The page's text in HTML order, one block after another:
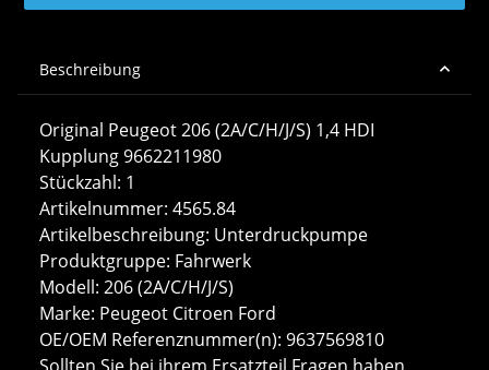
Beschreibung
Original Peugeot 206 (2A/C/H/J/S) 1,4 HDI
Kupplung 9662211980
Stückzahl: 1
Artikelnummer: 4565.84
Artikelbeschreibung: Unterdruckpumpe
Produktgruppe: Fahrwerk
Modell: 206 (2A/C/H/J/S)
Marke: Peugeot Citroen Ford
OE/OEM Referenznummer(n): 9637569810
Sollten Sie bei ihrem Ersatzteil Fragen haben,